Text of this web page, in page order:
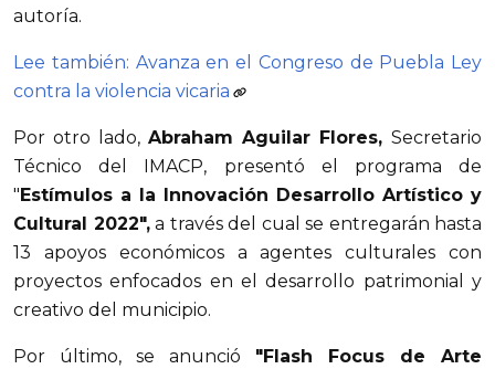
autoría.
Lee también: Avanza en el Congreso de Puebla Ley
contra la violencia vicaria
Por otro lado, Abraham Aguilar Flores, Secretario
Técnico del IMACP, presentó el programa de
" Estímulos a la Innovación Desarrollo Artístico y
Cultural 2022",a través del cual se entregarán hasta
13 apoyos económicos a agentes culturales con
proyectos enfocados en el desarrollo patrimonial y
creativo del municipio.
Por último, se anunció "Flash Focus de Arte